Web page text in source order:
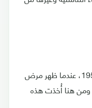
واكتشف جدري القرود أول مرة عام 1958، عندما ظهر مرض
ومن هنا أُخذت هذه